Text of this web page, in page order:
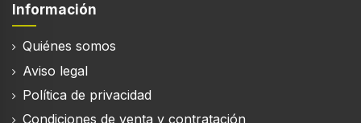
1200 W
Información
Quiénes somos
Aviso legal
Política de privacidad
Condiciones de venta y contratación